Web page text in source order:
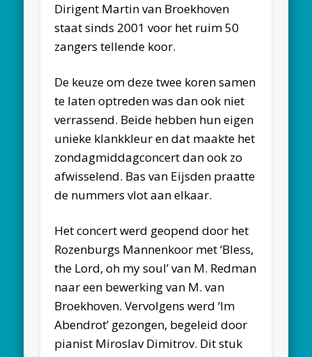
Dirigent Martin van Broekhoven
staat sinds 2001 voor het ruim 50
zangers tellende koor.
De keuze om deze twee koren samen
te laten optreden was dan ook niet
verrassend. Beide hebben hun eigen
unieke klankkleur en dat maakte het
zondagmiddagconcert dan ook zo
afwisselend. Bas van Eijsden praatte
de nummers vlot aan elkaar.
Het concert werd geopend door het
Rozenburgs Mannenkoor met ‘Bless,
the Lord, oh my soul’ van M. Redman
naar een bewerking van M. van
Broekhoven. Vervolgens werd ‘Im
Abendrot’ gezongen, begeleid door
pianist Miroslav Dimitrov. Dit stuk